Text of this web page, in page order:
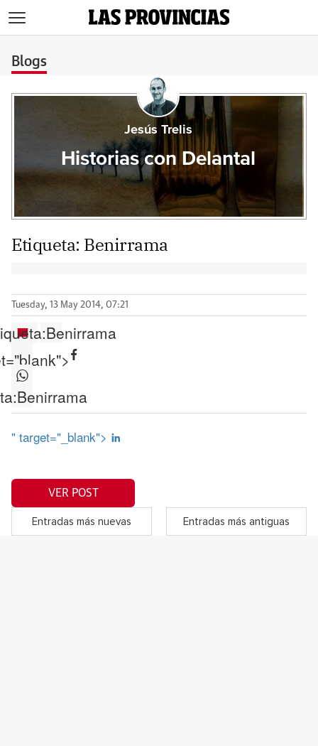
Blogs
Jesús Trelis
Historias con Delantal
Etiqueta: Benirrama
Tuesday, 13 May 2014, 07:21
Benirrama
Benirrama
" target="_blank">
VER POST
Entradas más nuevas Entradas más antiguas